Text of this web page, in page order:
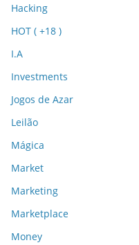
Hacking
HOT ( +18 )
I.A
Investments
Jogos de Azar
Leilão
Mágica
Market
Marketing
Marketplace
Money